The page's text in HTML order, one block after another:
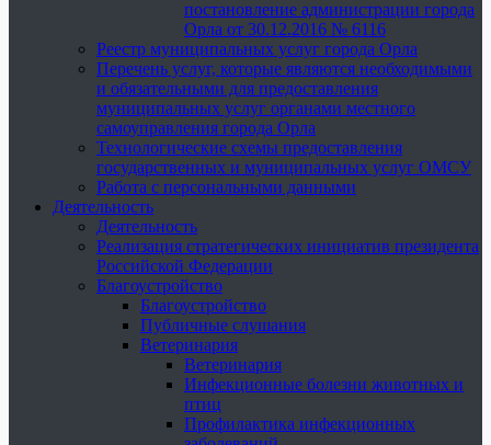
постановление администрации города
Орла от 30.12.2016 № 6116
Реестр муниципальных услуг города Орла
Перечень услуг, которые являются необходимыми
и обязательными для предоставления
муниципальных услуг органами местного
самоуправления города Орла
Технологические схемы предоставления
государственных и муниципальных услуг ОМСУ
Работа с персональными данными
Деятельность
Деятельность
Реализация стратегических инициатив президента
Российской Федерации
Благоустройство
Благоустройство
Публичные слушания
Ветеринария
Ветеринария
Инфекционные болезни животных и
птиц
Профилактика инфекционных